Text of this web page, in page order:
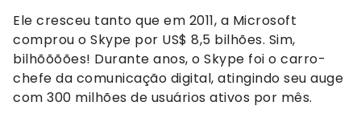
Ele cresceu tanto que em 2011, a Microsoft
comprou o Skype por US$ 8,5 bilhões. Sim,
bilhõõõões! Durante anos, o Skype foi o carro-
chefe da comunicação digital, atingindo seu auge
com 300 milhões de usuários ativos por mês.